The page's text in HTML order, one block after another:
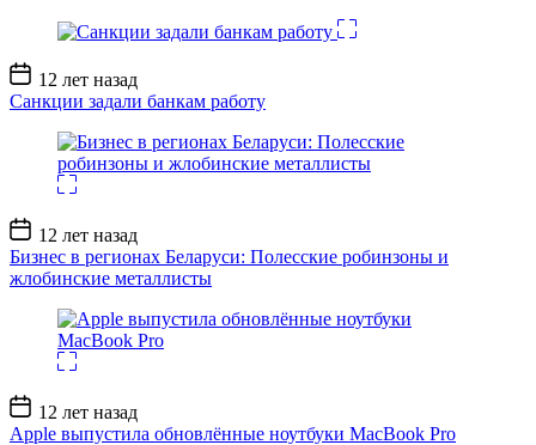
Дата
записи
12 лет назад
Санкции задали банкам работу
Дата
записи
12 лет назад
Бизнес в регионах Беларуси: Полесские робинзоны и
жлобинские металлисты
Дата
записи
12 лет назад
Apple выпустила обновлённые ноутбуки MacBook Pro